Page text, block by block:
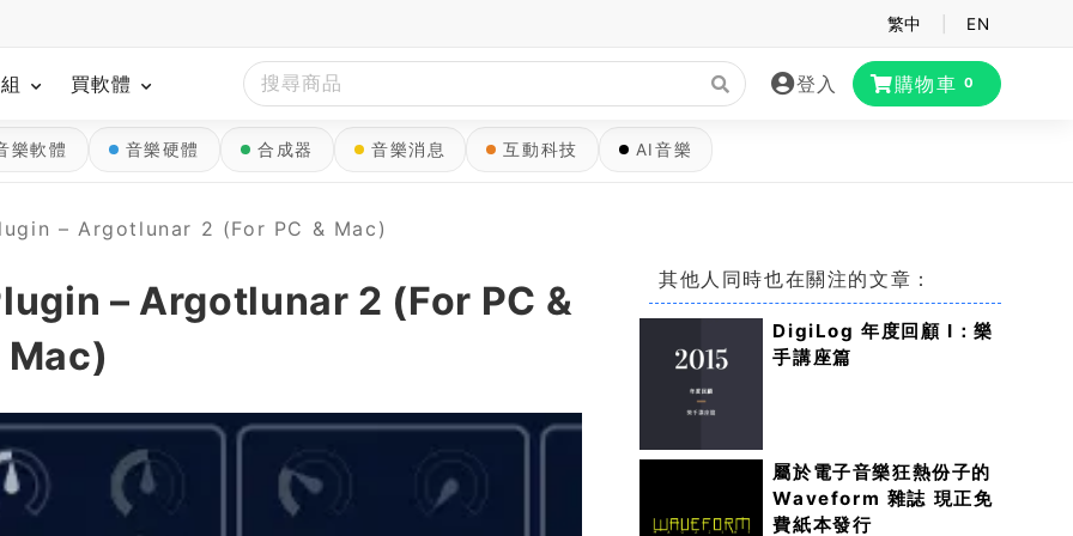
繁中 EN
買軟體 登入 購物車 0
樂軟體 音樂硬體 合成器 音樂消息 互動科技 AI音樂
– Argotlunar 2 (For PC & Mac)
– Argotlunar 2 (For PC &
Mac)
其他人同時也在關注的文章：
DigiLog 年度回顧 I：樂
手講座篇
屬於電子音樂狂熱份子的
Waveform 雜誌 現正免
費紙本發行